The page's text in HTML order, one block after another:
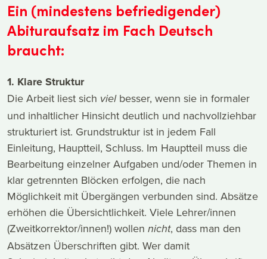
Ein (mindestens befriedigender)
Abituraufsatz im Fach Deutsch
braucht:
1. Klare Struktur
Die Arbeit liest sich vielbesser, wenn sie in formaler
und inhaltlicher Hinsicht deutlich und nachvollziehbar
strukturiert ist. Grundstruktur ist in jedem Fall
Einleitung, Hauptteil, Schluss. Im Hauptteil muss die
Bearbeitung einzelner Aufgaben und/oder Themen in
klar getrennten Blöcken erfolgen, die nach
Möglichkeit mit Übergängen verbunden sind. Absätze
erhöhen die Übersichtlichkeit. Viele Lehrer/innen
(Zweitkorrektor/innen!) wollen nicht, dass man den
Absätzen Überschriften gibt. Wer damit